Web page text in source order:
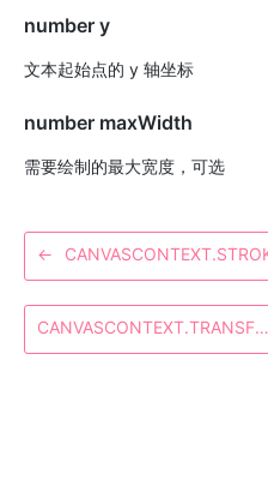
number y
文本起始点的 y 轴坐标
number maxWidth
需要绘制的最大宽度，可选
←
CANVASCONTEXT.TRANSFORM